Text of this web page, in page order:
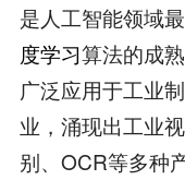
是人工智能领域
度学习算法的成
广泛应用于工业
业，涌现出工业
别、OCR等多种